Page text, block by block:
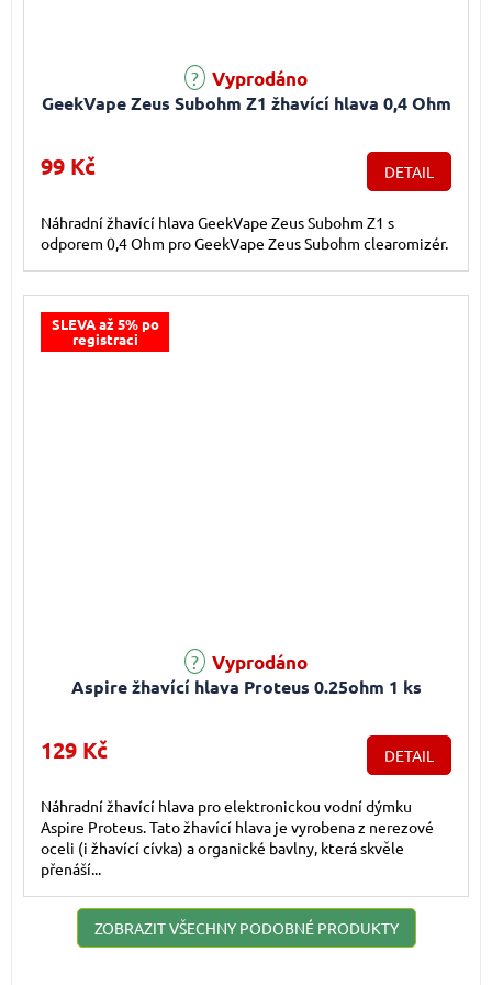
GeekVape Zeus Subohm Z1 žhavící hlava 0,4 Ohm
Průměrné hodnocení produktu je 5,0 z 5 hvězdiček.
Vyprodáno
99 Kč DETAIL
Náhradní žhavící hlava GeekVape Zeus Subohm Z1 s
odporem 0,4 Ohm pro GeekVape Zeus Subohm clearomizér.
SLEVA až 5% po
registraci
Aspire žhavící hlava Proteus 0.25ohm 1 ks
Vyprodáno
129 Kč DETAIL
Náhradní žhavící hlava pro elektronickou vodní dýmku
Aspire Proteus. Tato žhavící hlava je vyrobena z nerezové
oceli (i žhavící cívka) a organické bavlny, která skvěle
přenáší...
ZOBRAZIT VŠECHNY PODOBNÉ PRODUKTY